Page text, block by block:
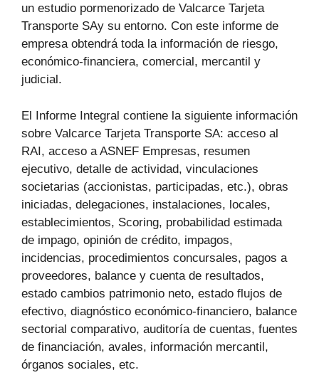
un estudio pormenorizado de Valcarce Tarjeta
Transporte SAy su entorno. Con este informe de
empresa obtendrá toda la información de riesgo,
económico-financiera, comercial, mercantil y
judicial.
El Informe Integral contiene la siguiente información
sobre Valcarce Tarjeta Transporte SA: acceso al
RAI, acceso a ASNEF Empresas, resumen
ejecutivo, detalle de actividad, vinculaciones
societarias (accionistas, participadas, etc.), obras
iniciadas, delegaciones, instalaciones, locales,
establecimientos, Scoring, probabilidad estimada
de impago, opinión de crédito, impagos,
incidencias, procedimientos concursales, pagos a
proveedores, balance y cuenta de resultados,
estado cambios patrimonio neto, estado flujos de
efectivo, diagnóstico económico-financiero, balance
sectorial comparativo, auditoría de cuentas, fuentes
de financiación, avales, información mercantil,
órganos sociales, etc.